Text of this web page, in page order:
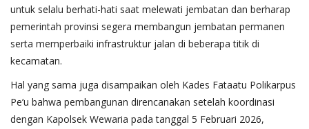
untuk selalu berhati-hati saat melewati jembatan dan berharap
pemerintah provinsi segera membangun jembatan permanen
serta memperbaiki infrastruktur jalan di beberapa titik di
kecamatan.
Hal yang sama juga disampaikan oleh Kades Fataatu Polikarpus
Pe’u bahwa pembangunan direncanakan setelah koordinasi
dengan Kapolsek Wewaria pada tanggal 5 Februari 2026,